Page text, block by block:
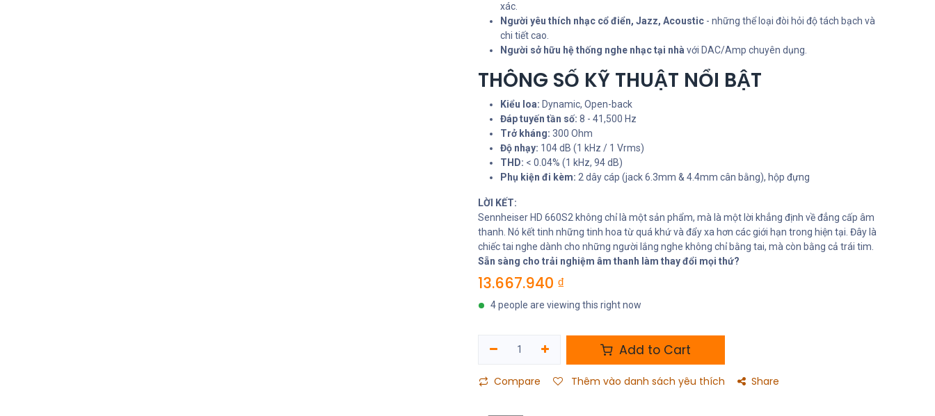
xác.
Người yêu thích nhạc cổ điển, Jazz, Acoustic - những thể loại đòi hỏi độ tách bạch và
chi tiết cao.
Người sở hữu hệ thống nghe nhạc tại nhà với DAC/Amp chuyên dụng.
THÔNG SỐ KỸ THUẬT NỔI BẬT
Kiểu loa: Dynamic, Open-back
Đáp tuyến tần số: 8 - 41,500 Hz
Trở kháng: 300 Ohm
Độ nhạy: 104 dB (1 kHz / 1 Vrms)
THD: < 0.04% (1 kHz, 94 dB)
Phụ kiện đi kèm: 2 dây cáp (jack 6.3mm & 4.4mm cân bằng), hộp đựng
LỜI KẾT:
Sennheiser HD 660S2 không chỉ là một sản phẩm, mà là một lời khẳng định về đẳng cấp âm
thanh. Nó kết tinh những tinh hoa từ quá khứ và đẩy xa hơn các giới hạn trong hiện tại. Đây là
chiếc tai nghe dành cho những người lắng nghe không chỉ bằng tai, mà còn bằng cả trái tim.
Sẵn sàng cho trải nghiệm âm thanh làm thay đổi mọi thứ?
13.667.940 ₫
4 people are viewing this right now
Add to Cart
Compare Thêm vào danh sách yêu thích Share